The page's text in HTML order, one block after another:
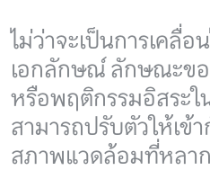
ไม่ว่าจะเป็นการเคลื่
เอกลักษณ์ ลักษณะข
หรือพฤติกรรมอิสระ
สามารถปรับตัวให้เ
สภาพแวดล้อมที่หลา